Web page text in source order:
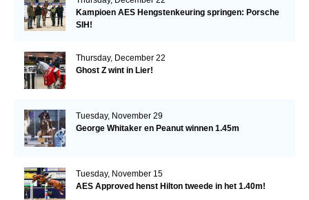
Kampioen AES Hengstenkeuring springen: Porsche
SIH!
Thursday, December 22
Ghost Z wint in Lier!
Tuesday, November 29
George Whitaker en Peanut winnen 1.45m
Tuesday, November 15
AES Approved henst Hilton tweede in het 1.40m!